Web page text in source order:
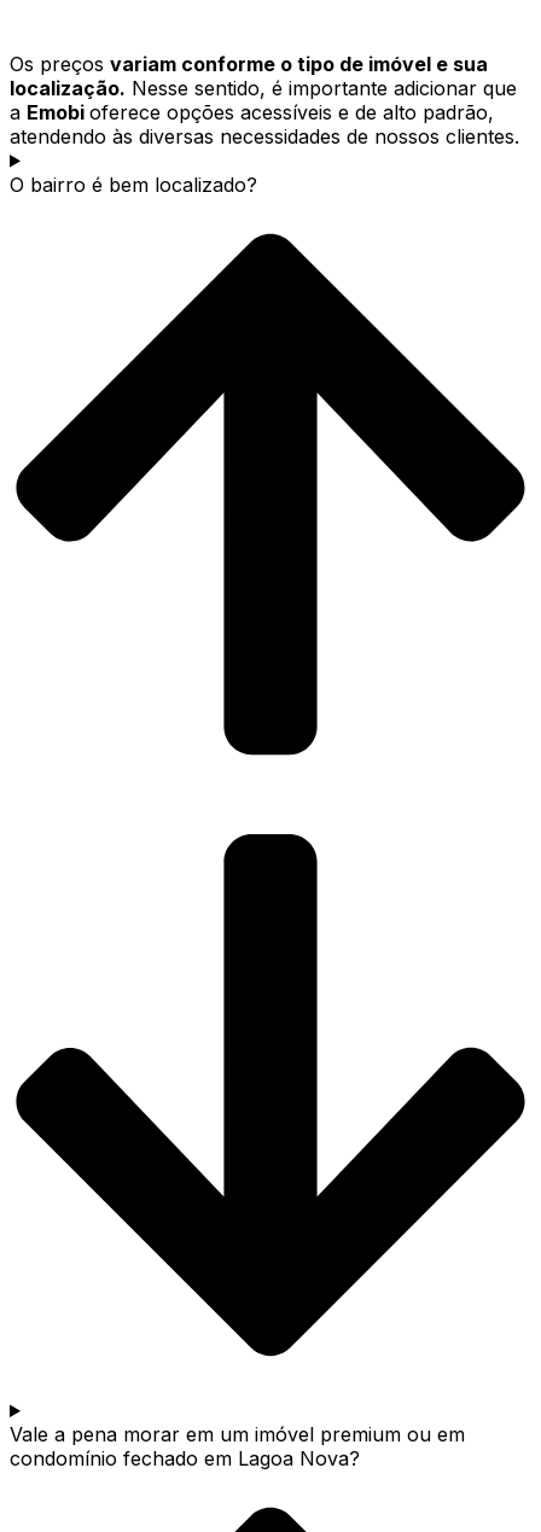
Os preços variam conforme o tipo de imóvel e sua
localização. Nesse sentido, é importante adicionar que
a Emobi oferece opções acessíveis e de alto padrão,
atendendo às diversas necessidades de nossos clientes.
O bairro é bem localizado?
Vale a pena morar em um imóvel premium ou em
condomínio fechado em Lagoa Nova?